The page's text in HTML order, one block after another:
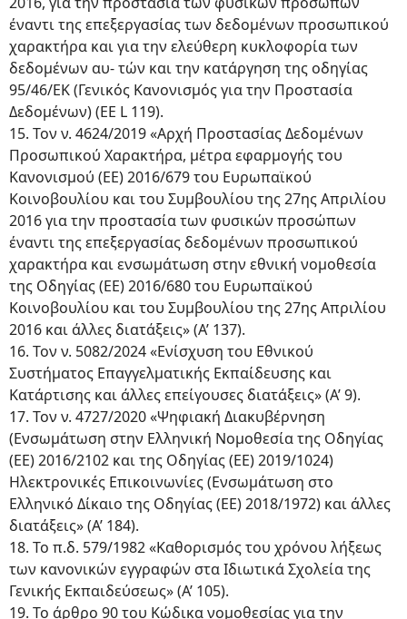
έναντι της επεξεργασίας των δεδομένων προσωπικού
χαρακτήρα και για την ελεύθερη κυκλοφορία των
δεδομένων αυ- τών και την κατάργηση της οδηγίας
95/46/ΕΚ (Γενικός Κανονισμός για την Προστασία
Δεδομένων) (ΕΕ L 119).
15. Τον ν. 4624/2019 «Αρχή Προστασίας Δεδομένων
Προσωπικού Χαρακτήρα, μέτρα εφαρμογής του
Κανονισμού (ΕΕ) 2016/679 του Ευρωπαϊκού
Κοινοβουλίου και του Συμβουλίου της 27ης Απριλίου
2016 για την προστασία των φυσικών προσώπων
έναντι της επεξεργασίας δεδομένων προσωπικού
χαρακτήρα και ενσωμάτωση στην εθνική νομοθεσία
της Οδηγίας (ΕΕ) 2016/680 του Ευρωπαϊκού
Κοινοβουλίου και του Συμβουλίου της 27ης Απριλίου
2016 και άλλες διατάξεις» (Α’ 137).
16. Τον ν. 5082/2024 «Ενίσχυση του Εθνικού
Συστήματος Επαγγελματικής Εκπαίδευσης και
Κατάρτισης και άλλες επείγουσες διατάξεις» (Α’ 9).
17. Τον ν. 4727/2020 «Ψηφιακή Διακυβέρνηση
(Ενσωμάτωση στην Ελληνική Νομοθεσία της Οδηγίας
(ΕΕ) 2016/2102 και της Οδηγίας (ΕΕ) 2019/1024)
Ηλεκτρονικές Επικοινωνίες (Ενσωμάτωση στο
Ελληνικό Δίκαιο της Οδηγίας (ΕΕ) 2018/1972) και άλλες
διατάξεις» (Α’ 184).
18. Το π.δ. 579/1982 «Καθορισμός του χρόνου λήξεως
των κανονικών εγγραφών στα Ιδιωτικά Σχολεία της
Γενικής Εκπαιδεύσεως» (Α’ 105).
19. Το άρθρο 90 του Κώδικα νομοθεσίας για την